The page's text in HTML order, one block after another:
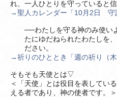
れ、一人ひとりを守っていると
→聖人カレンダー「10月2日 守
──わたしを守る神のみ使い
たにゆだねられたわたしを
ださい。
→祈りのひととき「週の祈り（
そもそも天使とは▽
＜「天使」とは役目を表してい
える者であり、神の使者です。＞